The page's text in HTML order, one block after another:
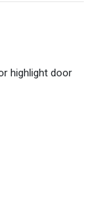
highlight door